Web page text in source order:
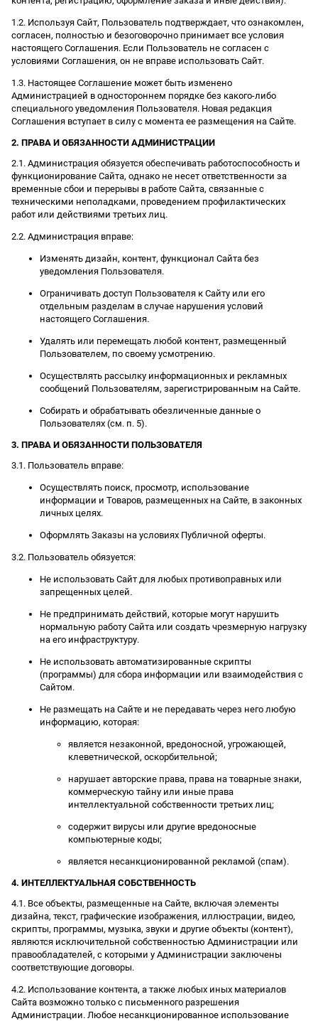
1.2. Используя Сайт, Пользователь подтверждает, что ознакомлен,
согласен, полностью и безоговорочно принимает все условия
настоящего Соглашения. Если Пользователь не согласен с
условиями Соглашения, он не вправе использовать Сайт.
1.3. Настоящее Соглашение может быть изменено
Администрацией в одностороннем порядке без какого-либо
специального уведомления Пользователя. Новая редакция
Соглашения вступает в силу с момента ее размещения на Сайте.
2. ПРАВА И ОБЯЗАННОСТИ АДМИНИСТРАЦИИ
2.1. Администрация обязуется обеспечивать работоспособность и
функционирование Сайта, однако не несет ответственности за
временные сбои и перерывы в работе Сайта, связанные с
техническими неполадками, проведением профилактических
работ или действиями третьих лиц.
2.2. Администрация вправе:
Изменять дизайн, контент, функционал Сайта без
уведомления Пользователя.
Ограничивать доступ Пользователя к Сайту или его
отдельным разделам в случае нарушения условий
настоящего Соглашения.
Удалять или перемещать любой контент, размещенный
Пользователем, по своему усмотрению.
Осуществлять рассылку информационных и рекламных
сообщений Пользователям, зарегистрированным на Сайте.
Собирать и обрабатывать обезличенные данные о
Пользователях (см. п. 5).
3. ПРАВА И ОБЯЗАННОСТИ ПОЛЬЗОВАТЕЛЯ
3.1. Пользователь вправе:
Осуществлять поиск, просмотр, использование
информации и Товаров, размещенных на Сайте, в законных
личных целях.
Оформлять Заказы на условиях Публичной оферты.
3.2. Пользователь обязуется:
Не использовать Сайт для любых противоправных или
запрещенных целей.
Не предпринимать действий, которые могут нарушить
нормальную работу Сайта или создать чрезмерную нагрузку
на его инфраструктуру.
Не использовать автоматизированные скрипты
(программы) для сбора информации или взаимодействия с
Сайтом.
Не размещать на Сайте и не передавать через него любую
информацию, которая:
является незаконной, вредоносной, угрожающей,
клеветнической, оскорбительной;
нарушает авторские права, права на товарные знаки,
коммерческую тайну или иные права
интеллектуальной собственности третьих лиц;
содержит вирусы или другие вредоносные
компьютерные коды;
является несанкционированной рекламой (спам).
4. ИНТЕЛЛЕКТУАЛЬНАЯ СОБСТВЕННОСТЬ
4.1. Все объекты, размещенные на Сайте, включая элементы
дизайна, текст, графические изображения, иллюстрации, видео,
скрипты, программы, музыка, звуки и другие объекты (контент),
являются исключительной собственностью Администрации или
правообладателей, с которыми у Администрации заключены
соответствующие договоры.
4.2. Использование контента, а также любых иных материалов
Сайта возможно только с письменного разрешения
Администрации. Любое несанкционированное использование